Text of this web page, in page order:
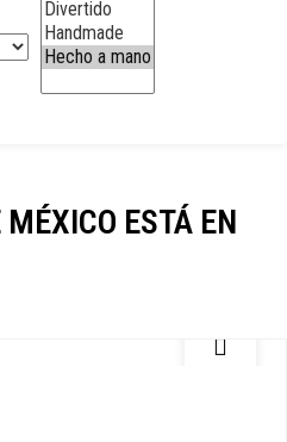
ESTÁ EN